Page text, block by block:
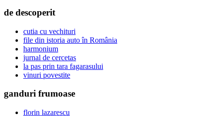
de descoperit
cutia cu vechituri
file din istoria auto în România
harmonium
jurnal de cercetas
la pas prin tara fagarasului
vinuri povestite
ganduri frumoase
florin lazarescu